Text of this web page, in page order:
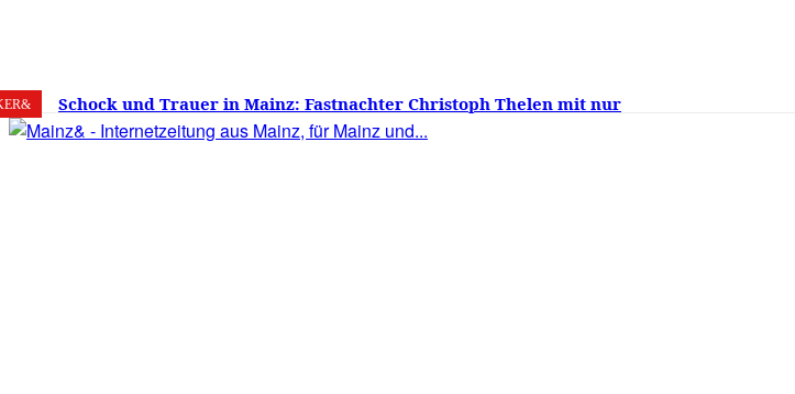
6. August 2026 20.8 Mainz
Schock und Trauer in Mainz: Fastnachter Christoph Thelen mit nur
60 Jahren gestorben – Was ist die Fastnacht ohne…?